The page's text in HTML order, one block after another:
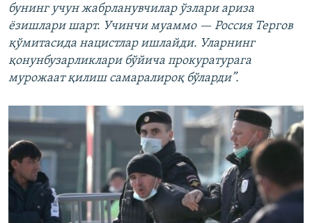
бунинг учун жабрланувчилар ўзлари ариза
ёзишлари шарт. Учинчи муаммо — Россия Тергов
қўмитасида нацистлар ишлайди. Уларнинг
қонунбузарликлари бўйича прокуратурага
мурожаат қилиш самаралироқ бўларди”.